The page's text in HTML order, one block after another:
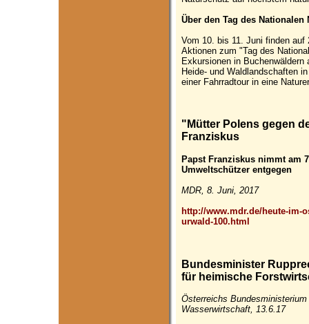
Über den Tag des Nationalen
Vom 10. bis 11. Juni finden
Aktionen zum "Tag des
Exkursionen in
Heide- und Waldlandschaften
einer Fahrradtour in eine
"Mütter Polens gegen
Franziskus
Papst Franziskus nimmt am
Umweltschützer entgegen
MDR‎, 8. Juni, 2017
http://www.mdr.de/heute-im-
urwald-100.html
Bundesminister
für heimische
Österreichs
Wasserwirtschaft, 13.6.17